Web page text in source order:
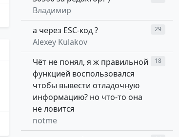
Владимир
а через ESC-код ?
Alexey Kulakov
29
Чёт не понял, я ж правильной
функцией воспользовался
чтобы вывести отладочную
информацию? но что-то она
не ловится
notme
18